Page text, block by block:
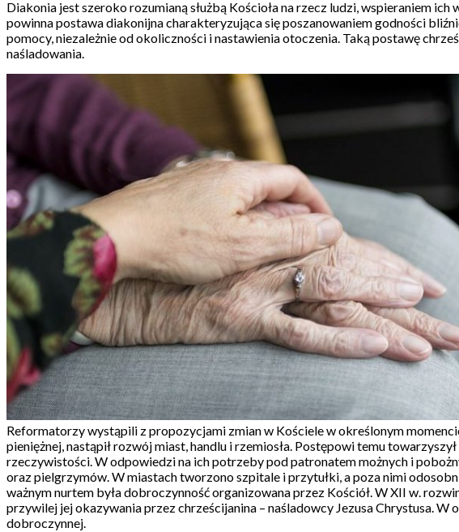
Diakonia jest szeroko rozumianą służbą Kościoła na rzecz ludzi, wspieraniem
powinna postawa diakonijna charakteryzująca się poszanowaniem godności
pomocy, niezależnie od okoliczności i nastawienia otoczenia. Taką postawę
naśladowania.
Reformatorzy wystąpili z propozycjami zmian w Kościele w określonym
pieniężnej, nastąpił rozwój miast, handlu i rzemiosła. Postępowi temu
rzeczywistości. W odpowiedzi na ich potrzeby pod patronatem możnych i
oraz pielgrzymów. W miastach tworzono szpitale i przytułki, a poza nimi
ważnym nurtem była dobroczynność organizowana przez Kościół. W XII w.
przywilej jej okazywania przez chrześcijanina – naśladowcy Jezusa Chrystusa.
dobroczynnej.